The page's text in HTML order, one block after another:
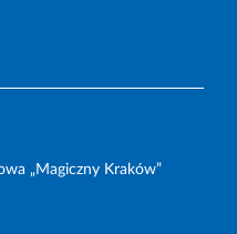
„Magiczny Kraków”